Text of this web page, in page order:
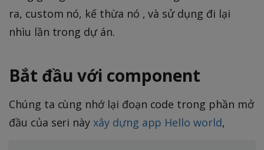
ra, custom nó, kế thừa nó , và sử dụng đi lại
nhìu lần trong dự án.
Bắt đầu với component
Chúng ta cùng nhớ lại đoạn code trong phần mở
đầu của seri nàyxây dựng app Hello world,